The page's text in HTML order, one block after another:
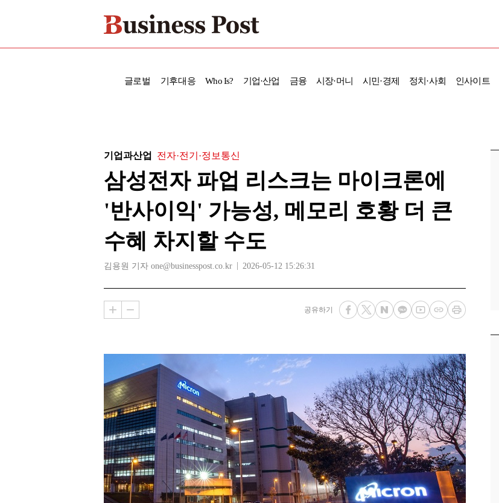
글로벌 기후대응 Who Is? 기업·산업 금융 시장·머니 시민·경제 정치·사회 인사이트
기업과산업 전자·전기·정보통신
삼성전자 파업 리스크는 마이크론에
'반사이익' 가능성, 메모리 호황 더 큰
수혜 차지할 수도
김용원 기자 one@businesspost.co.kr 2026-05-12 15:26:31
공유하기